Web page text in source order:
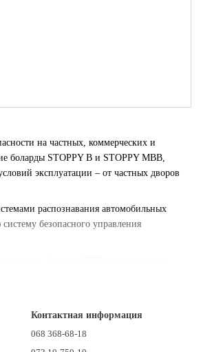
на частных, коммерческих и
боларды STOPPY B и STOPPY MBB,
эксплуатации – от частных дворов
распознавания автомобильных
безопасного управления
Контактная информация
068 368-68-18